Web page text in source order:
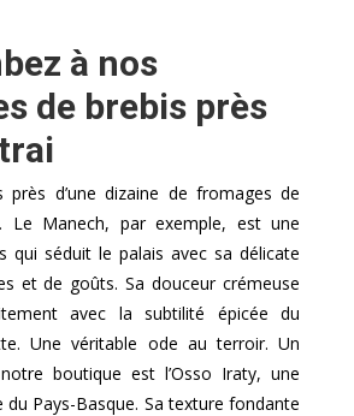
à nos
de brebis près
près d’une dizaine de fromages de
Le Manech, par exemple, est une
qui séduit le palais avec sa délicate
et de goûts. Sa douceur crémeuse
avec la subtilité épicée du
Une véritable ode au terroir. Un
boutique est l’Osso Iraty, une
Pays-Basque. Sa texture fondante